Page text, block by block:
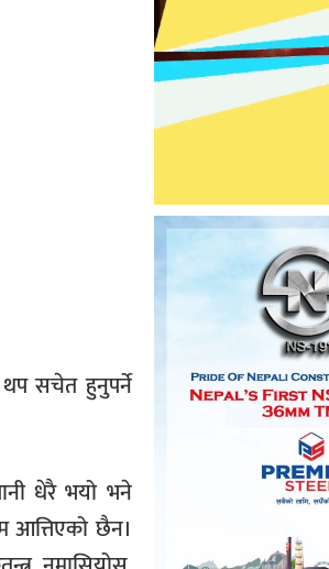
सचेत हुनुपर्ने
धेरै भयो भने
आत्तिएको छैन।